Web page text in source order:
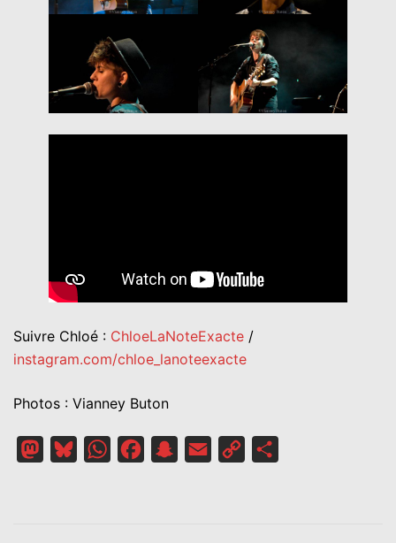
Suivre Chloé : ChloeLaNoteExacte /
instagram.com/chloe_lanoteexacte
Photos : Vianney Buton
MastodonBlueskyWhatsAppFacebookSnapchat
Email
Copy